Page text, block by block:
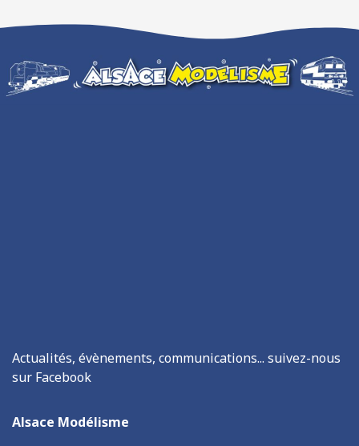
Actualités, évènements, communications... suivez-nous
sur Facebook
Alsace Modélisme